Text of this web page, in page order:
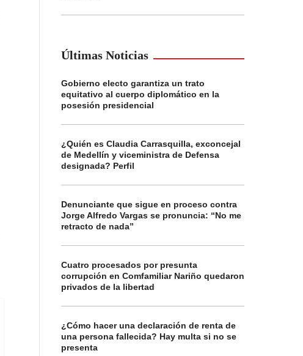
Últimas Noticias
Gobierno electo garantiza un trato
equitativo al cuerpo diplomático en la
posesión presidencial
¿Quién es Claudia Carrasquilla, exconcejal
de Medellín y viceministra de Defensa
designada? Perfil
Denunciante que sigue en proceso contra
Jorge Alfredo Vargas se pronuncia: “No me
retracto de nada”
Cuatro procesados por presunta
corrupción en Comfamiliar Nariño quedaron
privados de la libertad
¿Cómo hacer una declaración de renta de
una persona fallecida? Hay multa si no se
presenta